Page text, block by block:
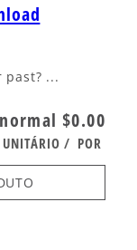
past? ...
$0.00
UNITÁRIO / POR